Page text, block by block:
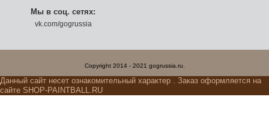
Мы в соц. сетях:
vk.com/gogrussia
Copyright 2014 - 2021 gogrussia.ru.
Данный сайт несет ознакомительный характер . Заказ оформляется на
сайте SHOP-PAINTBALL.RU